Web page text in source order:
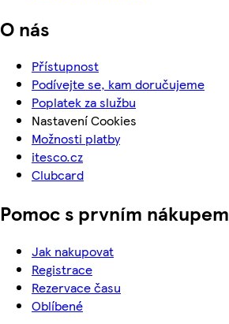
O nás
Přístupnost
Podívejte se, kam doručujeme
Poplatek za službu
Nastavení Cookies
Možnosti platby
itesco.cz
Clubcard
Pomoc s prvním nákupem
Jak nakupovat
Registrace
Rezervace času
Oblíbené